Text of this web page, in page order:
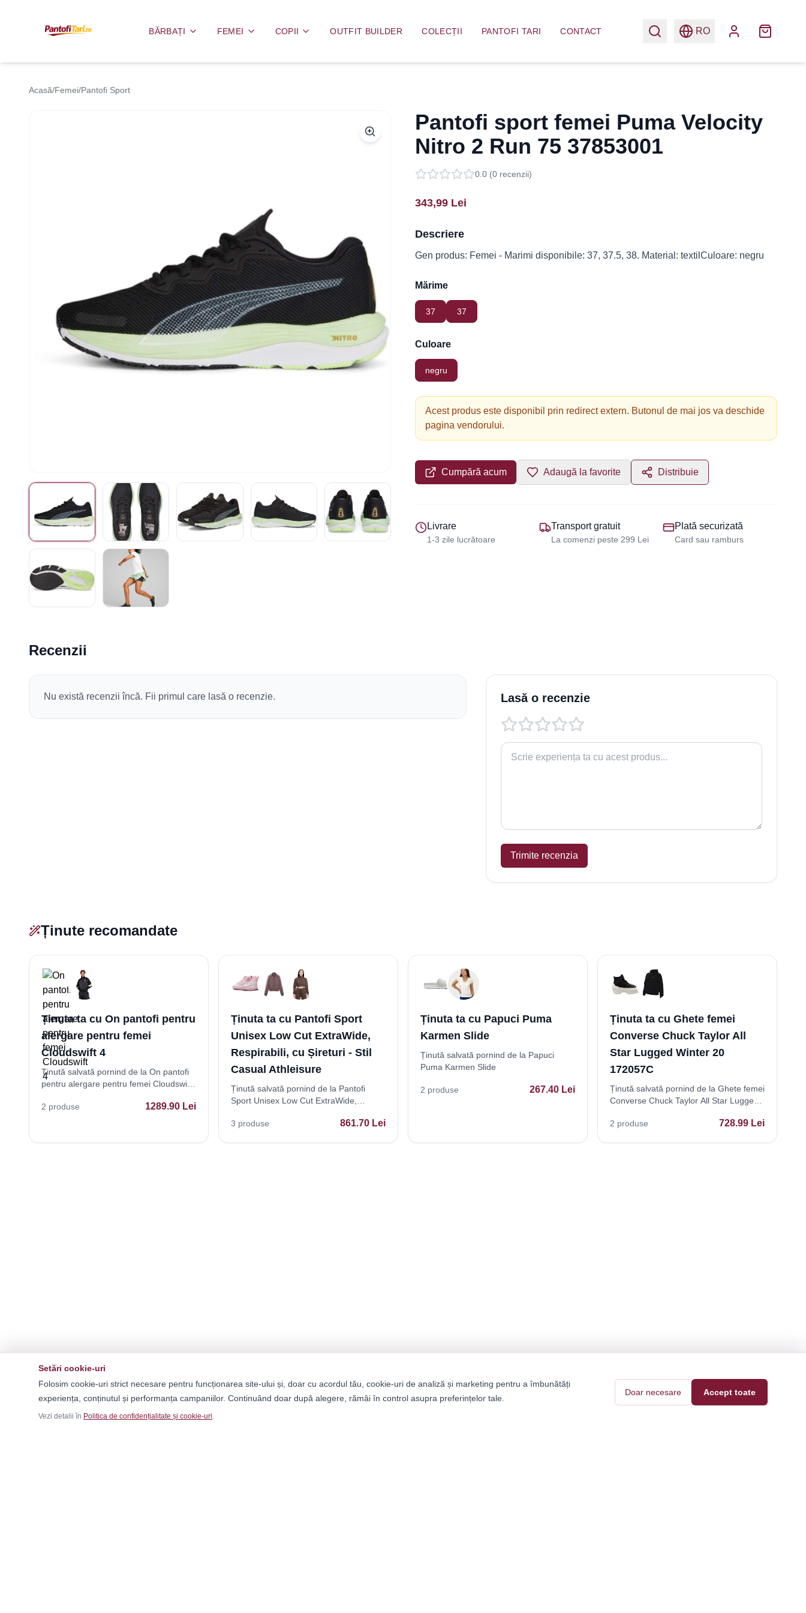
BĂRBAȚI FEMEI COPII OUTFIT BUILDER COLECȚII PANTOFI TARI CONTACT RO
Acasă/Femei/Pantofi Sport
Pantofi sport femei Puma Velocity
Nitro 2 Run 75 37853001
0.0 (0 recenzii)
343,99 Lei
Descriere
Gen produs: Femei - Marimi disponibile: 37, 37.5, 38. Material: textilCuloare: negru
Mărime
37 37
Culoare
negru
Acest produs este disponibil prin redirect extern. Butonul de mai jos va deschide
pagina vendorului.
Cumpără acum Adaugă la favorite Distribuie
Livrare
1-3 zile lucrătoare
Transport gratuit
La comenzi peste 299 Lei
Plată securizată
Card sau ramburs
Recenzii
Nu există recenzii încă. Fii primul care lasă o recenzie. Lasă o recenzie
Trimite recenzia
Ținute recomandate
Ținuta ta cu On pantofi pentru
alergare pentru femei
Cloudswift 4
Ținută salvată pornind de la On pantofi
pentru alergare pentru femei Cloudswift
2 produse 1289.90 Lei
Ținuta ta cu Pantofi Sport
Unisex Low Cut ExtraWide,
Respirabili, cu Șireturi - Stil
Casual Athleisure
Ținută salvată pornind de la Pantofi
Sport Unisex Low Cut ExtraWide,
Athleisure
3 produse 861.70 Lei
Ținuta ta cu Papuci Puma
Karmen Slide
Ținută salvată pornind de la Papuci
Puma Karmen Slide
2 produse 267.40 Lei
Ținuta ta cu Ghete femei
Converse Chuck Taylor All
Star Lugged Winter 20
172057C
Ținută salvată pornind de la Ghete femei
Converse Chuck Taylor All Star Lugged
2 produse 728.99 Lei
Setări cookie-uri
Folosim cookie-uri strict necesare pentru funcționarea site-ului și, doar cu acordul tău, cookie-uri de analiză și marketing pentru a îmbunătăți
experiența, conținutul și performanța campaniilor. Continuând doar după alegere, rămâi în control asupra preferințelor tale.
Vezi detalii în Politica de confidențialitate și cookie-uri.
Doar necesare Accept toate